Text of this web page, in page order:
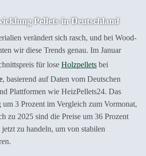
Pellets in Deutschland
verändert sich rasch, und bei Wood-
wir diese Trends genau. Im Januar
für lose Holzpellets bei
, basierend auf Daten vom Deutschen
Plattformen wie HeizPellets24. Das
3 Prozent im Vergleich zum Vormonat,
zu 2025 sind die Preise um 36 Prozent
zu handeln, um von stabilen